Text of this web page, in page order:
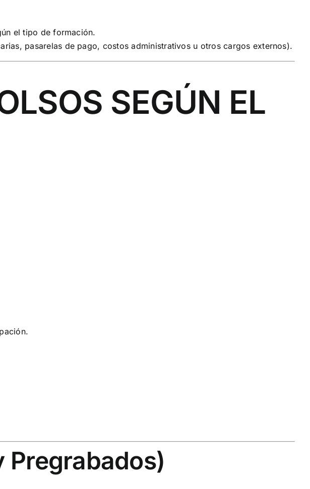
el tipo de formación.
pasarelas de pago, costos administrativos u otros cargos externos).
SEGÚN EL
Pregrabados)